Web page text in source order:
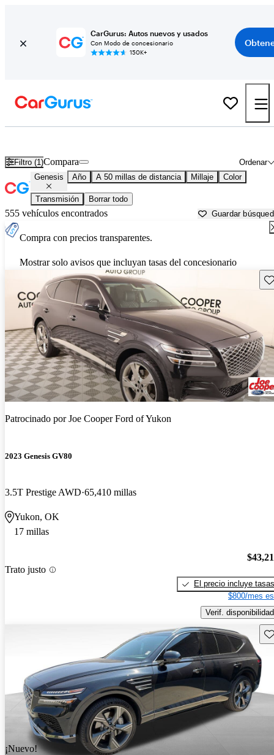
CarGurus: Autos nuevos y usados
Con Modo de concesionario
150K+
Filtro (1) Ordenar
Compara
Genesis Año A 50 millas de distancia Millaje Color
Transmisión Borrar todo
555 vehículos encontrados Guardar
Compra con precios transparentes.
Mostrar solo avisos que incluyan tasas del concesionario
Patrocinado porJoe Cooper Ford of Yukon
2023 Genesis GV80
3.5T Prestige AWD 65,410 millas
Yukon, OK
17 millas
Trato justo
El precio incluye tasas
$800/mes
Verif. disponibilidad
¡Nuevo!